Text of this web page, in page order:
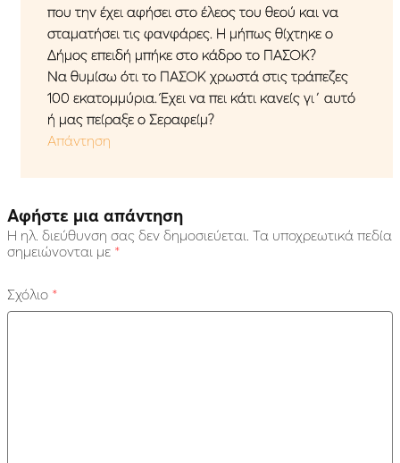
που την έχει αφήσει στο έλεος του θεού και να
σταματήσει τις φανφάρες. Η μήπως θίχτηκε ο
Δήμος επειδή μπήκε στο κάδρο το ΠΑΣΟΚ?
Να θυμίσω ότι το ΠΑΣΟΚ χρωστά στις τράπεζες
100 εκατομμύρια. Έχει να πει κάτι κανείς γι΄ αυτό
ή μας πείραξε ο Σεραφείμ?
Απάντηση
Αφήστε μια απάντηση
Η ηλ. διεύθυνση σας δεν δημοσιεύεται. Τα υποχρεωτικά πεδία
σημειώνονται με *
Σχόλιο *